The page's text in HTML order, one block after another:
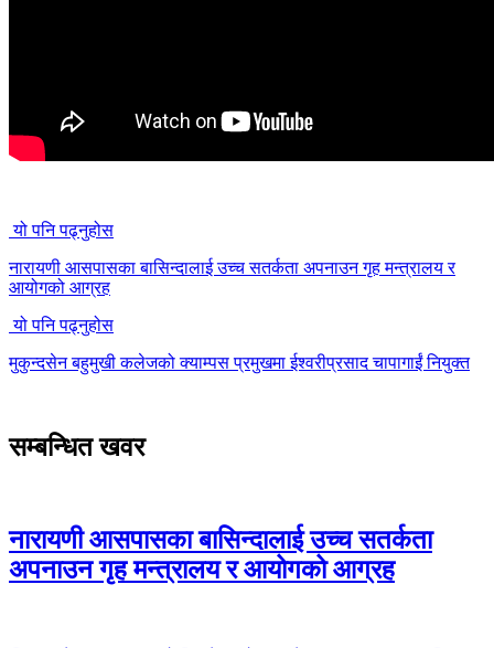
यो पनि पढ्नुहोस
नारायणी आसपासका बासिन्दालाई उच्च सतर्कता अपनाउन गृह मन्त्रालय र
आयोगको आग्रह
यो पनि पढ्नुहोस
मुकुन्दसेन बहुमुखी कलेजको क्याम्पस प्रमुखमा ईश्वरीप्रसाद चापागाईं नियुक्त
सम्बन्धित खवर
नारायणी आसपासका बासिन्दालाई उच्च सतर्कता
अपनाउन गृह मन्त्रालय र आयोगको आग्रह